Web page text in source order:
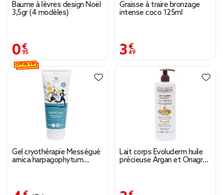
Baume à lèvres design Noël
3,5gr (4 modèles)
0,95 €
Graisse à traire bronzage
intense coco 125ml
3,49 €
Gel cryothérapie Mességué
arnica harpagophytum
4,99 €
OFFRE VIP
Lait corps Evoluderm huile
précieuse Argan et Onagre
3,49 €